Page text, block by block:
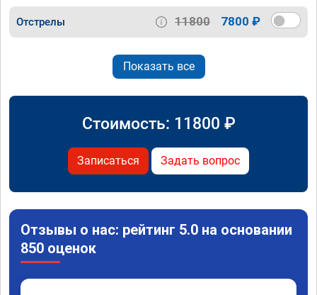
Отстрелы 11800 7800 ₽
Показать все
Стоимость: 11800 ₽
Записаться Задать вопрос
Отзывы о нас: рейтинг 5.0 на основании
850 оценок